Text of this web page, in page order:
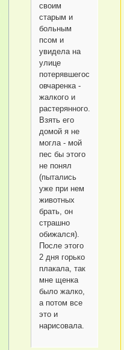
своим
старым и
больным
псом и
увидела на
улице
потерявшегося
овчаренка -
жалкого и
растерянного.
Взять его
домой я не
могла - мой
пес бы этого
не понял
(пытались
уже при нем
животных
брать, он
страшно
обижался).
После этого
2 дня горько
плакала, так
мне щенка
было жалко,
а потом все
это и
нарисовала.